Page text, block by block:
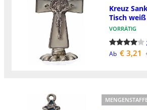
Kreuz
Tisch
VORRÄTIG
Ab € 3,21